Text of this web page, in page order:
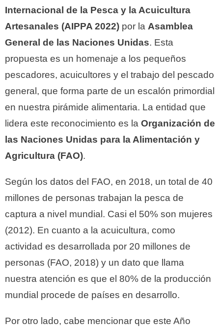
Internacional de la Pesca y la Acuicultura
Artesanales (AIPPA 2022) por la Asamblea
General de las Naciones Unidas. Esta
propuesta es un homenaje a los pequeños
pescadores, acuicultores y el trabajo del pescado
general, que forma parte de un escalón primordial
en nuestra pirámide alimentaria. La entidad que
lidera este reconocimiento es la Organización de
las Naciones Unidas para la Alimentación y
Agricultura (FAO).
Según los datos del FAO, en 2018, un total de 40
millones de personas trabajan la pesca de
captura a nivel mundial. Casi el 50% son mujeres
(2012). En cuanto a la acuicultura, como
actividad es desarrollada por 20 millones de
personas (FAO, 2018) y un dato que llama
nuestra atención es que el 80% de la producción
mundial procede de países en desarrollo.
Por otro lado, cabe mencionar que este Año